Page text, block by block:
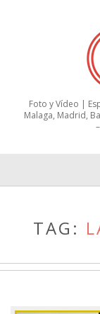
Foto y Vídeo |
Malaga, Madrid,
TAG: